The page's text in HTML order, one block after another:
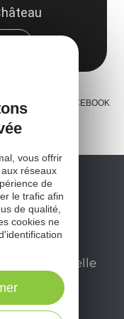
FACEBOOK
mensuelle
Aveyron.
vous offrir
réseaux
de
le trafic afin
de qualité,
cookies ne